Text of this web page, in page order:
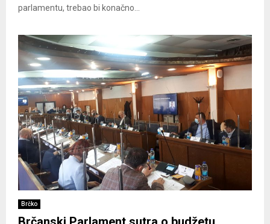
parlamentu, trebao bi konačno...
Brčko